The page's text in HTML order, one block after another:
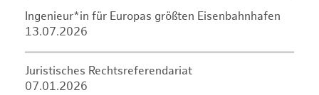
Ingenieur*in für Europas größten Eisenbahnhafen
13.07.2026
Juristisches Rechtsreferendariat
07.01.2026